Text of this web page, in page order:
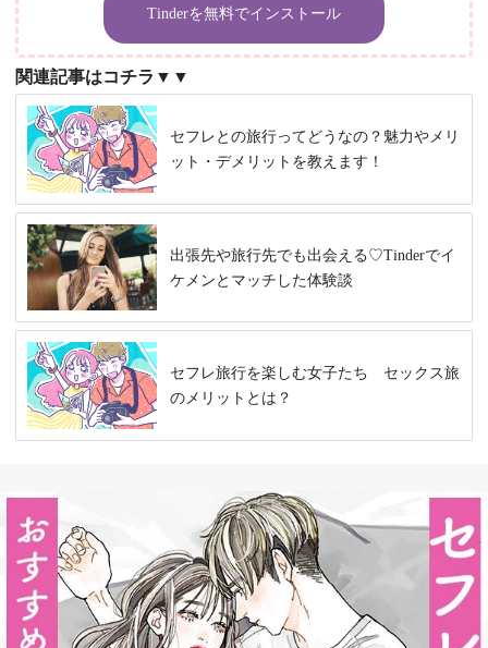
Tinderを無料でインストール
関連記事はコチラ▼▼
セフレとの旅行ってどうなの？魅力やメリ
ット・デメリットを教えます！
出張先や旅行先でも出会える♡Tinderでイ
ケメンとマッチした体験談
セフレ旅行を楽しむ女子たち セックス旅
のメリットとは？